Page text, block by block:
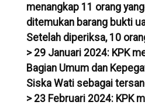
menangkap 11 orang
ditemukan barang bukti
Setelah diperiksa, 10
> 29 Januari 2024: KPK
Bagian Umum dan
Siska Wati sebagai
> 23 Februari 2024: KPK